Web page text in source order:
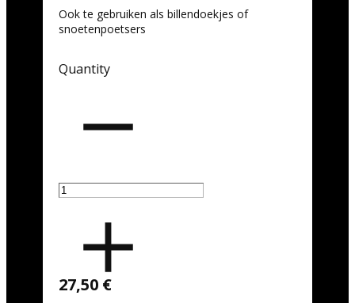
Ook te gebruiken als billendoekjes of
snoetenpoetsers
Quantity
27,50 €